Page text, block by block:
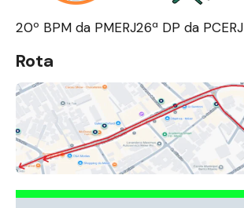
20º BPM da PMERJ26ª DP da PCERJ
Rota